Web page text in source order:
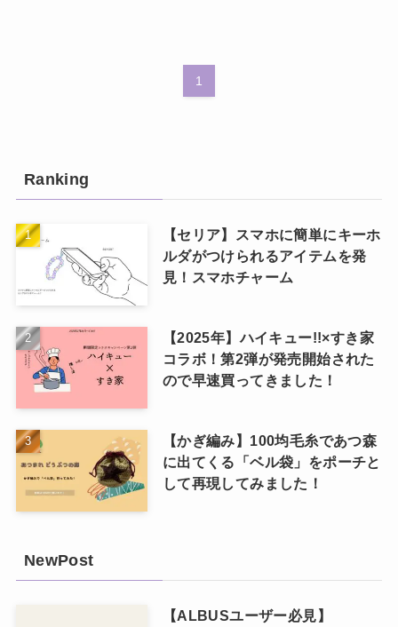
1
Ranking
【セリア】スマホに簡単にキーホ
ルダがつけられるアイテムを発
見！スマホチャーム
【2025年】ハイキュー!!×すき家
コラボ！第2弾が発売開始された
ので早速買ってきました！
【かぎ編み】100均毛糸であつ森
に出てくる「ベル袋」をポーチと
して再現してみました！
NewPost
【ALBUSユーザー必見】